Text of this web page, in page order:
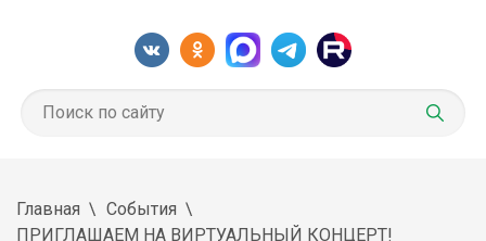
Главная
События
ПРИГЛАШАЕМ НА ВИРТУАЛЬНЫЙ КОНЦЕРТ!